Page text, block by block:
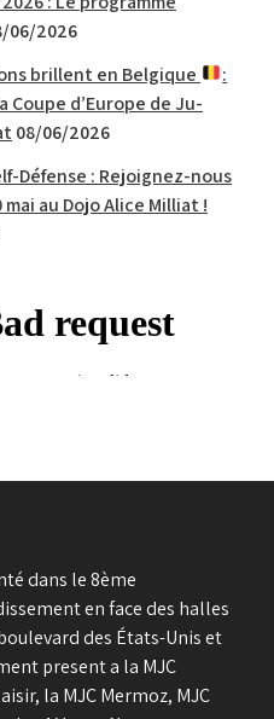
06/2026
brillent en Belgique
:
Coupe d’Europe de Ju-
08/06/2026
Défense : Rejoignez-nous
mai au Dojo Alice Milliat !
dans le 8ème
en face des halles
des États-Unis et
present a la MJC
la MJC Mermoz, MJC